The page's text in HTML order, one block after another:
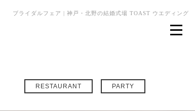
ブライダルフェア | 神戸・北野の結婚式場 TOAST ウエディング
RESTAURANT PARTY